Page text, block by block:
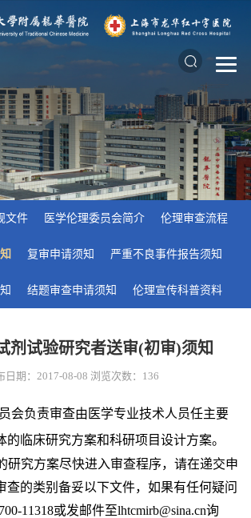
文件 医学伦理委员会简介 伦理审查流程
复审申请须知 严重不良事件报告须知
结题审查申请须知 伦理宣传科普资料
剂试验研究者送审(初审)须知
日期：2017-08-08 浏览次数： 136
会负责审查由医学专业技术人员任主要
的临床研究方案和科研项目设计方案。
研究方案尽快进入审查程序，请在递交申
查的类别备妥以下文件，如果有任何疑问
11318或发邮件至lhtcmirb@sina.cn询